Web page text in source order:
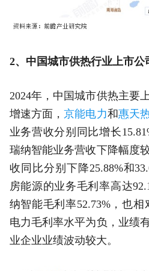
2、中国城市供热行业上市公
2024年，中国城市供热主要
增速方面，京能电力和惠天
业务营收分别同比增长
瑞纳智能业务营收下降幅度
收同比分别下降25.88%和
房能源的业务毛利率高达
纳智能毛利率52.73%，也相
电力毛利率水平为负，业绩
业企业业绩波动较大。